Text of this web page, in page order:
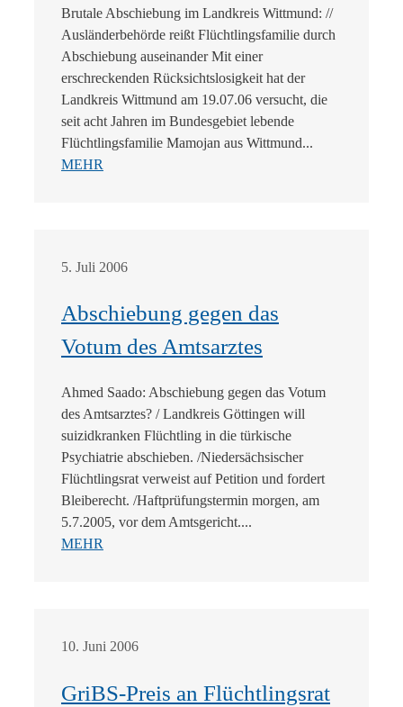
Brutale Abschiebung im Landkreis Wittmund: //
Ausländerbehörde reißt Flüchtlingsfamilie durch
Abschiebung auseinander Mit einer
erschreckenden Rücksichtslosigkeit hat der
Landkreis Wittmund am 19.07.06 versucht, die
seit acht Jahren im Bundesgebiet lebende
Flüchtlingsfamilie Mamojan aus Wittmund...
MEHR
5. Juli 2006
Abschiebung gegen das
Votum des Amtsarztes
Ahmed Saado: Abschiebung gegen das Votum
des Amtsarztes? / Landkreis Göttingen will
suizidkranken Flüchtling in die türkische
Psychiatrie abschieben. /Niedersächsischer
Flüchtlingsrat verweist auf Petition und fordert
Bleiberecht. /Haftprüfungstermin morgen, am
5.7.2005, vor dem Amtsgericht....
MEHR
10. Juni 2006
GriBS-Preis an Flüchtlingsrat